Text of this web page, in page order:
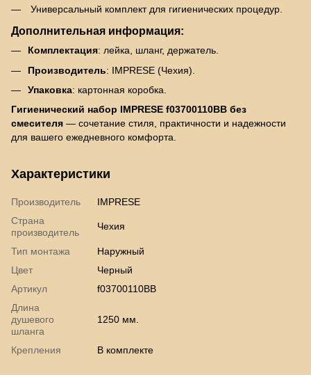
Универсальный комплект для гигиенических процедур.
Дополнительная информация:
Комплектация: лейка, шланг, держатель.
Производитель: IMPRESE (Чехия).
Упаковка: картонная коробка.
Гигиенический набор IMPRESE f03700110BB без
смесителя — сочетание стиля, практичности и надежности
для вашего ежедневного комфорта.
Характеристики
Производитель
IMPRESE
Страна
производитель
Чехия
Тип монтажа
Наружный
Цвет
Черный
Артикул
f03700110BB
Длина
душевого
шланга
1250 мм.
Крепления В комплекте